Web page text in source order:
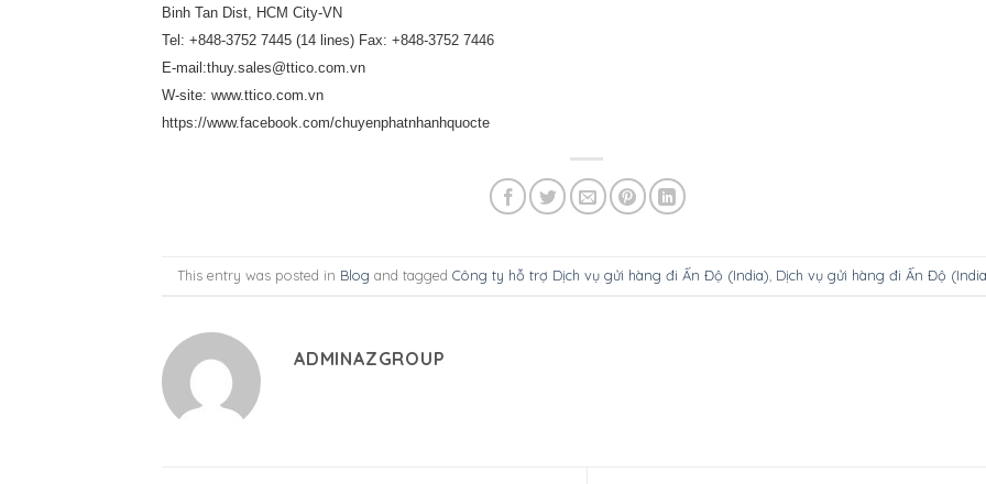
Binh Tan Dist, HCM City-VN
Tel: +848-3752 7445 (14 lines) Fax: +848-3752 7446
E-mail:thuy.sales@ttico.com.vn
W-site: www.ttico.com.vn
https://www.facebook.com/chuyenphatnhanhquocte
This entry was posted in Blog and taggedCông ty hỗ trợ Dịch vụ gửi hàng đi Ấn Độ (India) Dịch vụ gửi hàng đi Ấn Độ
ADMINAZGROUP